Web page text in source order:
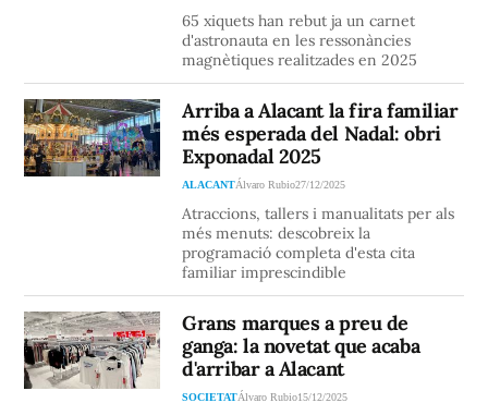
65 xiquets han rebut ja un carnet
d'astronauta en les ressonàncies
magnètiques realitzades en 2025
Arriba a Alacant la fira familiar
més esperada del Nadal: obri
Exponadal 2025
ALACANTÁlvaro Rubio27/12/2025
Atraccions, tallers i manualitats per als
més menuts: descobreix la
programació completa d'esta cita
familiar imprescindible
Grans marques a preu de
ganga: la novetat que acaba
d'arribar a Alacant
SOCIETATÁlvaro Rubio15/12/2025